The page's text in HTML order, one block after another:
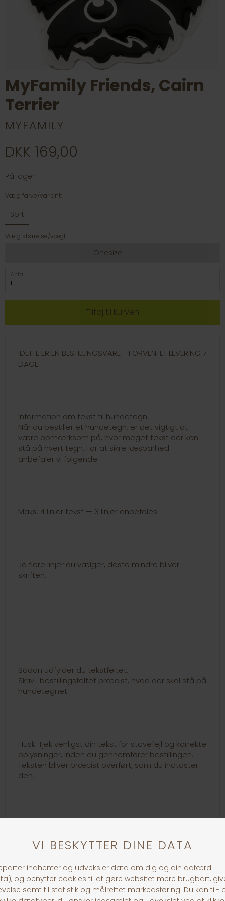
MyFamily Friends, Cairn
Terrier
MYFAMILY
DKK 169,00
På lager
Vælg farve/variant:
Sort
Vælg størrelse/vægt:
Onesize
Antal
!DETTE ER EN BESTILLINGSVARE - FORVENTET LEVERING 7
DAGE!
Information om tekst til hundetegn:
Når du bestiller et hundetegn, er det vigtigt at
være opmærksom på, hvor meget tekst der kan
stå på hvert tegn. For at sikre læsbarhed
anbefaler vi følgende:
Maks. 4 linjer tekst — 3 linjer anbefales.
Jo flere linjer du vælger, desto mindre bliver
skriften.
Sådan udfylder du tekstfeltet:
Skriv i bestillingsfeltet præcist, hvad der skal stå på
hundetegnet.
Husk: Tjek venligst din tekst for stavefejl og korrekte
oplysninger, inden du gennemfører bestillingen.
Teksten bliver præcist overført, som du indtaster
den.
Link til loven om hundetegn: